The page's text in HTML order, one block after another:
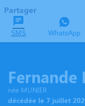
Partager
SMS WhatsApp
Fernande
née MUNIER
décédée le 7 juillet